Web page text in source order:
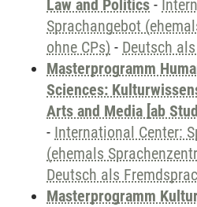
Law and Politics -
Sprachangebot
ohne CPs) - Deutsch
Masterprogramm
Sciences:
Arts and Media [ab
- International Center:
(ehemals
Deutsch als
Masterprogramm